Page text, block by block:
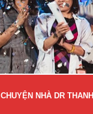
CHUYỆN NHÀ DR THANH